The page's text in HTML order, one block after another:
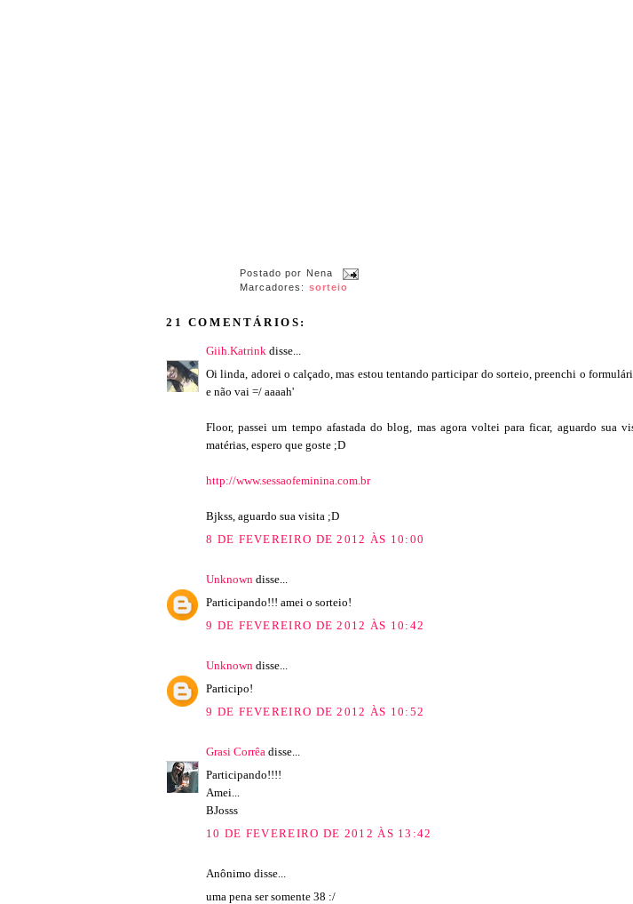
Postado por Nena
Marcadores: sorteio
21 COMENTÁRIOS:
Giih.Katrink disse...
Oi linda, adorei o calçado, mas estou tentando participar do sorteio, preenchi o
e não vai =/ aaaah'
Floor, passei um tempo afastada do blog, mas agora voltei para ficar, aguardo sua
matérias, espero que goste ;D
http://www.sessaofeminina.com.br
Bjkss, aguardo sua visita ;D
8 DE FEVEREIRO DE 2012 ÀS 10:00
Unknown disse...
Participando!!! amei o sorteio!
9 DE FEVEREIRO DE 2012 ÀS 10:42
Unknown disse...
Participo!
9 DE FEVEREIRO DE 2012 ÀS 10:52
Grasi Corrêa disse...
Participando!!!!
Amei...
BJosss
10 DE FEVEREIRO DE 2012 ÀS 13:42
Anônimo disse...
uma pena ser somente 38 :/